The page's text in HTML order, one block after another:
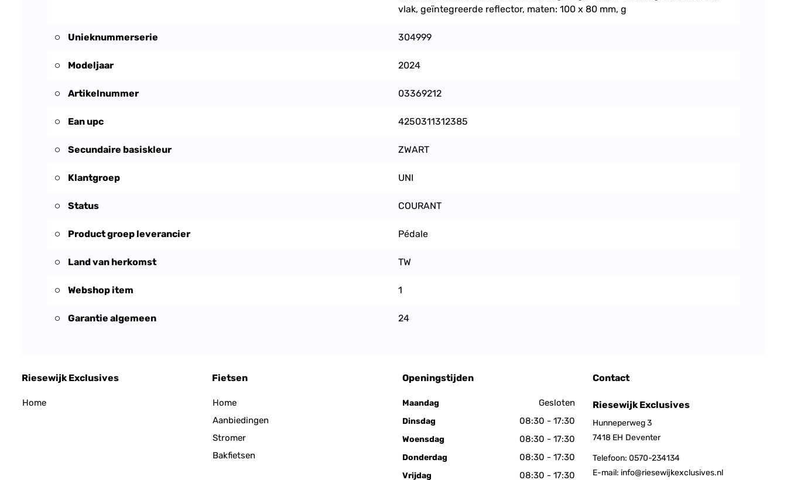
vlak, geïntegreerde reflector, maten: 100 x 80 mm, g
Unieknummerserie 304999
Modeljaar 2024
Artikelnummer 03369212
Ean upc 4250311312385
Secundaire basiskleur ZWART
Klantgroep UNI
Status COURANT
Product groep leverancier Pédale
Land van herkomst TW
Webshop item 1
Garantie algemeen 24
Riesewijk Exclusives
Home
Fietsen
Home
Aanbiedingen
Stromer
Bakfietsen
Openingstijden
Maandag Gesloten
Dinsdag 08:30 - 17:30
Woensdag 08:30 - 17:30
Donderdag 08:30 - 17:30
Vrijdag 08:30 - 17:30
Contact
Riesewijk Exclusives
Hunneperweg 3
7418 EH Deventer
Telefoon: 0570-234134
E-mail: info@riesewijkexclusives.nl